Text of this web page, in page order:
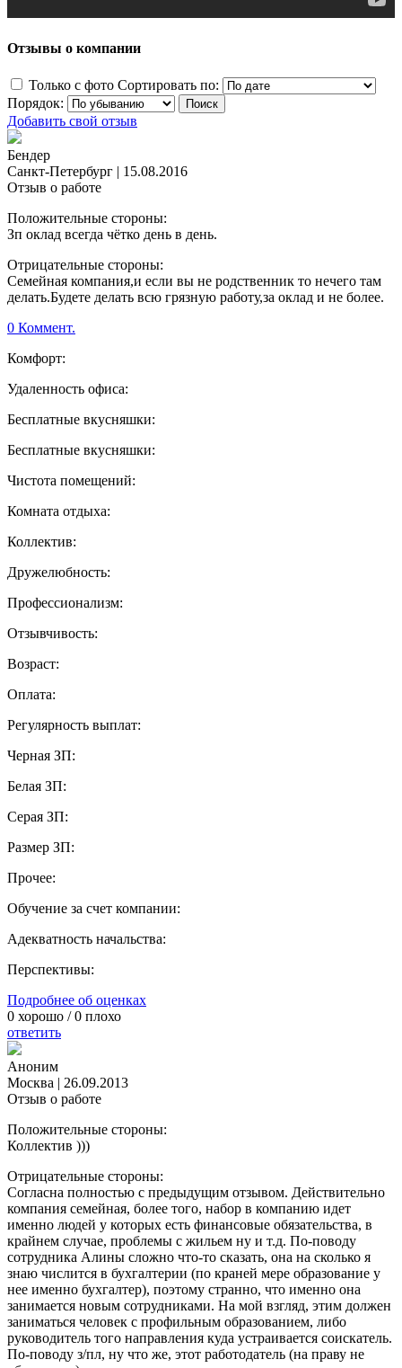
Отзывы о компании
Только с фото Сортировать по:
Порядок:
Добавить свой отзыв
Бендер
Санкт-Петербург | 15.08.2016
Отзыв о работе
Положительные стороны:
Зп оклад всегда чётко день в день.
Отрицательные стороны:
Семейная компания,и если вы не родственник то нечего там
делать.Будете делать всю грязную работу,за оклад и не более.
0 Коммент.
Комфорт:
Удаленность офиса:
Бесплатные вкусняшки:
Бесплатные вкусняшки:
Чистота помещений:
Комната отдыха:
Коллектив:
Дружелюбность:
Профессионализм:
Отзывчивость:
Возраст:
Оплата:
Регулярность выплат:
Черная ЗП:
Белая ЗП:
Серая ЗП:
Размер ЗП:
Прочее:
Обучение за счет компании:
Адекватность начальства:
Перспективы:
Подробнее об оценках
0 хорошо /0 плохо
ответить
Аноним
Москва | 26.09.2013
Отзыв о работе
Положительные стороны:
Коллектив )))
Отрицательные стороны:
Согласна полностью с предыдущим отзывом. Действительно
компания семейная, более того, набор в компанию идет
именно людей у которых есть финансовые обязательства, в
крайнем случае, проблемы с жильем ну и т.д. По-поводу
сотрудника Алины сложно что-то сказать, она на сколько я
знаю числится в бухгалтерии (по краней мере образование у
нее именно бухгалтер), поэтому странно, что именно она
занимается новым сотрудниками. На мой взгляд, этим должен
заниматься человек с профильным образованием, либо
руководитель того направления куда устраивается соискатель.
По-поводу з/пл, ну что же, этот работодатель (на праву не